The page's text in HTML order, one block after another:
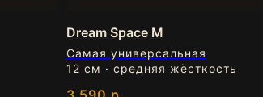
Dream Space M
Самая универсальная
12 см · средняя жёсткость